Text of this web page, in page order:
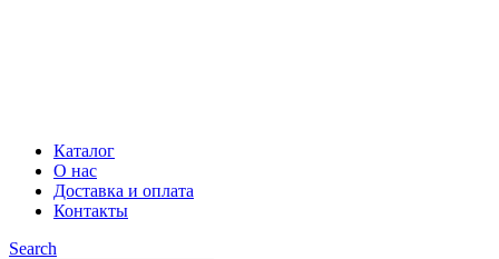
Каталог
О нас
Доставка и оплата
Контакты
Search